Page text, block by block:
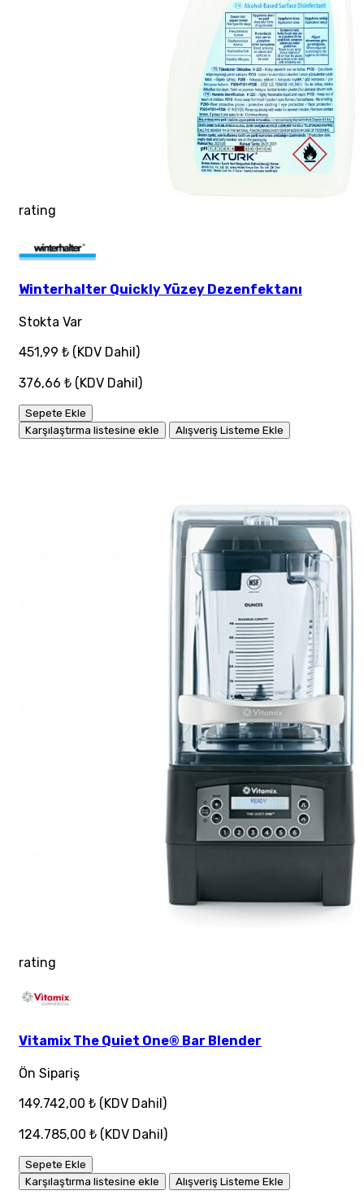
rating
Winterhalter Quickly Yüzey Dezenfektanı
Stokta Var
451,99 ₺ (KDV Dahil)
376,66 ₺ (KDV Dahil)
Sepete Ekle
Karşılaştırma listesine ekle
Alışveriş Listeme Ekle
rating
Vitamix The Quiet One® Bar Blender
Ön Sipariş
149.742,00 ₺ (KDV Dahil)
124.785,00 ₺ (KDV Dahil)
Sepete Ekle
Karşılaştırma listesine ekle
Alışveriş Listeme Ekle